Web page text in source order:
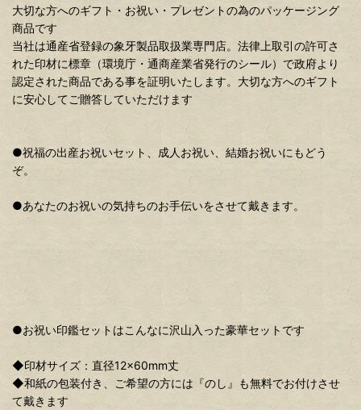
大切な方へのギフト・お祝い・プレゼントの為のパッケージング
商品です
当社は通産省登録の象牙製品取扱業専門店。法律上取引の許可さ
れた印材に標章（環境庁・通商産業省発行のシール）で政府より
認定された商品である事を証明いたします。大切な方へのギフト
に安心してご贈答していただけます
●祝福の出産お祝いセット、成人お祝い、結婚お祝いにもどう
ぞ。
●あなたのお祝いの気持ちのお手伝いをさせて戴きます。
●お祝い印鑑セットはこんなに沢山入った豪華セットです
◆印材サイズ：直径12×60mm丈
◆和紙の包装付き、ご希望の方には『のし』も無料でお付けさせ
て戴きます